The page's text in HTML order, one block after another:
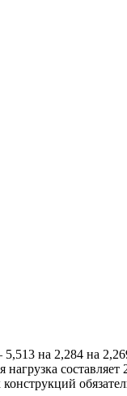
на 2,284 на
составляет